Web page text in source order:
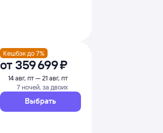
Кешбэк до 7%
от359 ⁠699 ⁠₽
14 авг, пт — 21 авг, пт
7 ночей, за двоих
Выбрать